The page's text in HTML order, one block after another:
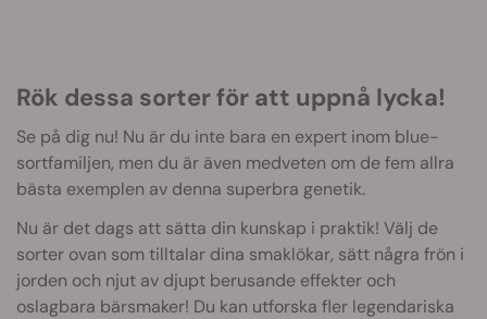
Rök dessa sorter för att uppnå lycka!
Se på dig nu! Nu är du inte bara en expert inom blue-
sortfamiljen, men du är även medveten om de fem allra
bästa exemplen av denna superbra genetik.
Nu är det dags att sätta din kunskap i praktik! Välj de
sorter ovan som tilltalar dina smaklökar, sätt några frön i
jorden och njut av djupt berusande effekter och
oslagbara bärsmaker! Du kan utforska fler legendariska